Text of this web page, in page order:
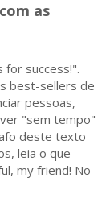
as
for success!".
best-sellers de
pessoas,
"sem tempo"
deste texto
leia o que
my friend! No